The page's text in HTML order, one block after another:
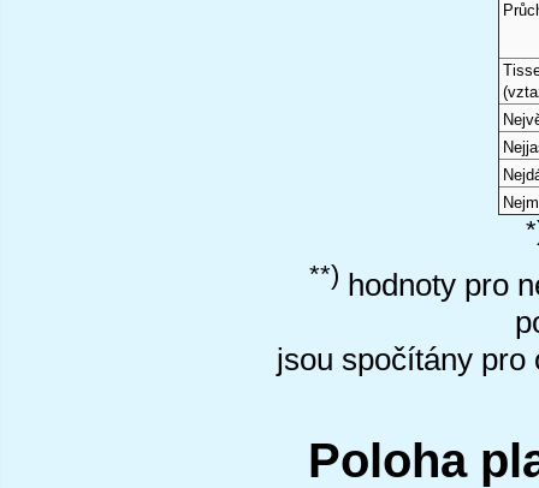
**) hodnoty pro
jsou spočítány pro
Poloha